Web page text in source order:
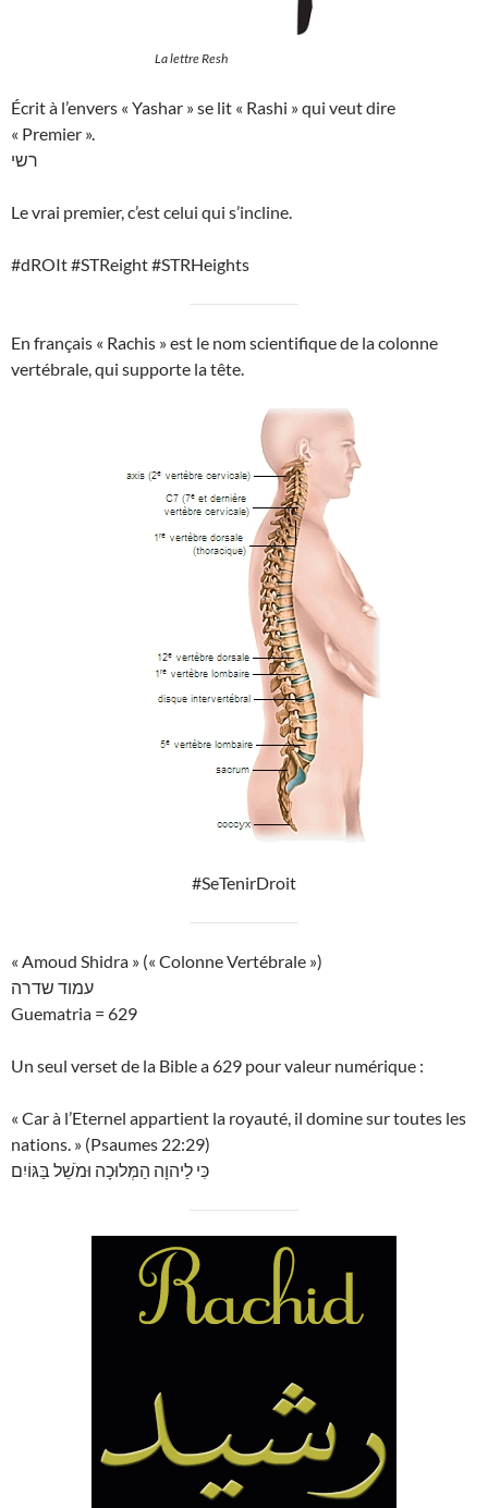
La lettre Resh
Écrit à l’envers « Yashar » se lit « Rashi » qui veut dire
« Premier ».
רשי
Le vrai premier, c’est celui qui s’incline.
#dROIt #STReight #STRHeights
En français « Rachis » est le nom scientifique de la colonne
vertébrale, qui supporte la tête.
#SeTenirDroit
« Amoud Shidra » (« Colonne Vertébrale »)
עמוד שדרה
Guematria = 629
Un seul verset de la Bible a 629 pour valeur numérique :
« Car à l’Eternel appartient la royauté, il domine sur toutes les
nations. » (Psaumes 22:29)
כִּי לַיהוָה הַמְּלוּכָה וּמֹשֵׁל בַּגּוֹיִם